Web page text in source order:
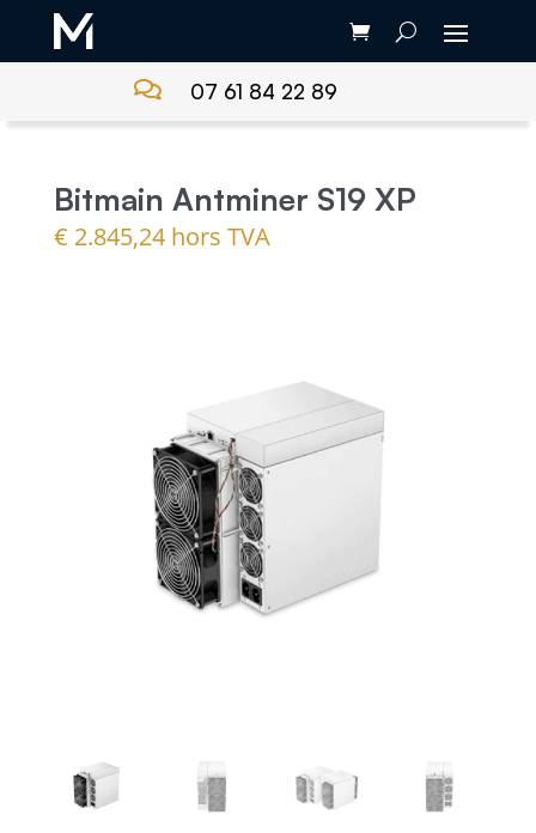
 07 61 84 22 89
Bitmain Antminer S19 XP
€ 2.845,24 hors TVA